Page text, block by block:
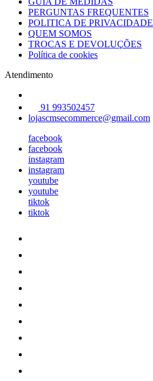
PERGUNTAS FREQUENTES
POLITICA DE PRIVACIDADE
QUEM SOMOS
TROCAS E DEVOLUÇÕES
Política de cookies
Atendimento
91 993502457
lojascmsecommerce@gmail.com
facebook
facebook
instagram
instagram
youtube
youtube
tiktok
tiktok